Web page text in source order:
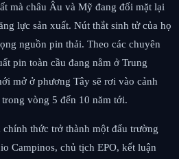
mà châu Âu và Mỹ đang đối mặt lại
lực sản xuất. Nút thắt sinh tử của họ
nguồn pin thải. Theo các chuyên
pin toàn cầu đang nằm ở Trung
mở ở phương Tây sẽ rơi vào cảnh
vòng 5 đến 10 năm tới.
thức trở thành một đấu trường
Campinos, chủ tịch EPO, kết luận